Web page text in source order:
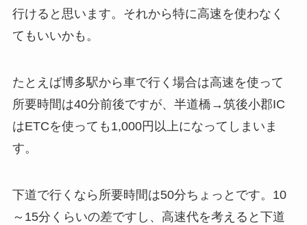
行けると思います。それから特に高速を使わなく
てもいいかも。
たとえば博多駅から車で行く場合は高速を使って
所要時間は40分前後ですが、半道橋→筑後小郡IC
はETCを使っても1,000円以上になってしまいま
す。
下道で行くなら所要時間は50分ちょっとです。10
～15分くらいの差ですし、高速代を考えると下道